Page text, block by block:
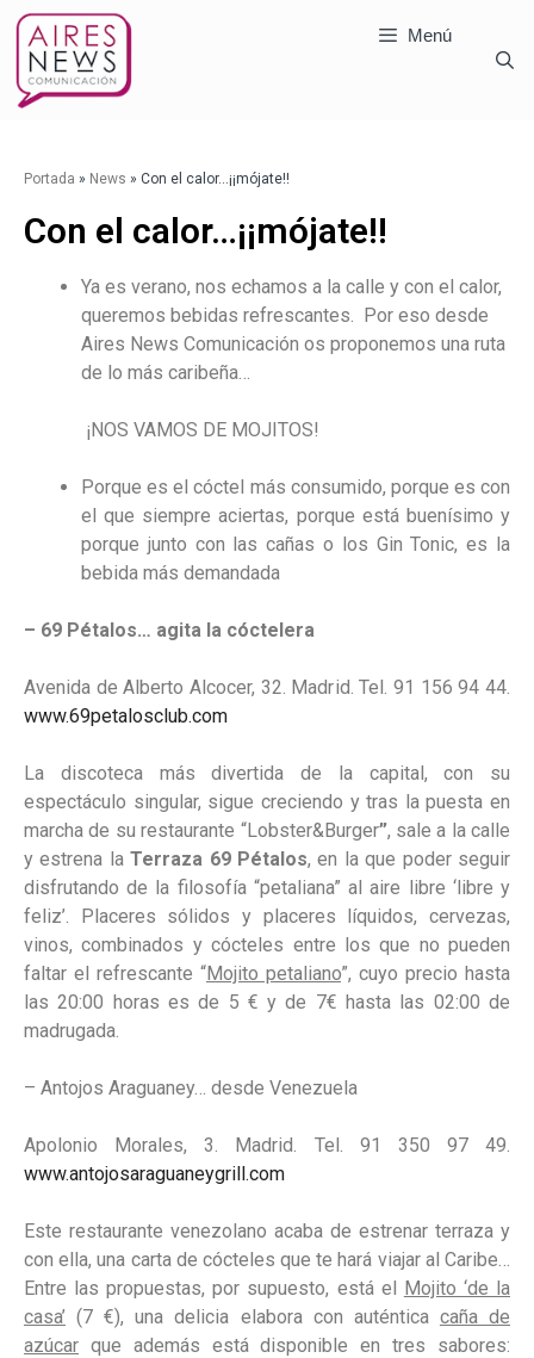
Menú
Portada » News » Con el calor…¡¡mójate!!
Con el calor…¡¡mójate!!
Ya es verano, nos echamos a la calle y con el calor,
queremos bebidas refrescantes. Por eso desde
Aires News Comunicación os proponemos una ruta
de lo más caribeña…
¡NOS VAMOS DE MOJITOS!
Porque es el cóctel más consumido, porque es con
el que siempre aciertas, porque está buenísimo y
porque junto con las cañas o los Gin Tonic, es la
bebida más demandada
– 69 Pétalos… agita la cóctelera
Avenida de Alberto Alcocer, 32. Madrid. Tel. 91 156 94 44.
www.69petalosclub.com
La discoteca más divertida de la capital, con su
espectáculo singular, sigue creciendo y tras la puesta en
marcha de su restaurante “Lobster&Burger”, sale a la calle
y estrena laTerraza 69 Pétalos, en la que poder seguir
disfrutando de la filosofía “petaliana” al aire libre ‘libre y
feliz’. Placeres sólidos y placeres líquidos, cervezas,
vinos, combinados y cócteles entre los que no pueden
faltar el refrescante “Mojito petaliano”, cuyo precio hasta
las 20:00 horas es de 5 € y de 7€ hasta las 02:00 de
madrugada.
– Antojos Araguaney… desde Venezuela
Apolonio Morales, 3. Madrid. Tel. 91 350 97 49.
www.antojosaraguaneygrill.com
Este restaurante venezolano acaba de estrenar terraza y
con ella, una carta de cócteles que te hará viajar al Caribe…
Entre las propuestas, por supuesto, está el Mojito ‘de la
casa’ (7 €), una delicia elabora con auténtica caña de
azúcar que además está disponible en tres sabores: